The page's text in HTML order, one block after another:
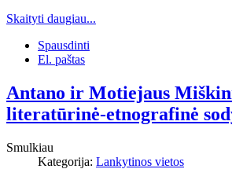
Skaityti daugiau...
Spausdinti
El. paštas
Antano ir Motiejaus
literatūrinė-etnografinė
Smulkiau
Kategorija: Lankytinos vietos